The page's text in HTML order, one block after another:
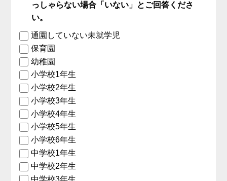
っしゃらない場合「いない」とご回答くださ
い。
通園していない未就学児
保育園
幼稚園
小学校1年生
小学校2年生
小学校3年生
小学校4年生
小学校5年生
小学校6年生
中学校1年生
中学校2年生
中学校3年生